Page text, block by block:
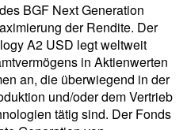
BGF Next Generation
der Rendite. Der
A2 USD legt weltweit
in Aktienwerten
an, die überwiegend in der
und/oder dem Vertrieb
tätig sind. Der Fonds